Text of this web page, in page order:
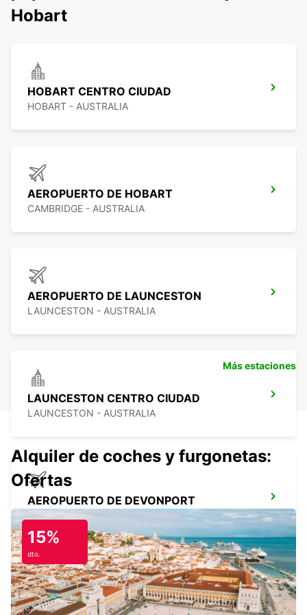
Hobart
HOBART CENTRO CIUDAD
HOBART - AUSTRALIA
AEROPUERTO DE HOBART
CAMBRIDGE - AUSTRALIA
AEROPUERTO DE LAUNCESTON
LAUNCESTON - AUSTRALIA
LAUNCESTON CENTRO CIUDAD
LAUNCESTON - AUSTRALIA
AEROPUERTO DE DEVONPORT
DEVONPORT - AUSTRALIA
DEVONPORT CENTRO CIUDAD
Más estaciones
Alquiler de coches y furgonetas:
Ofertas
15%
dto.